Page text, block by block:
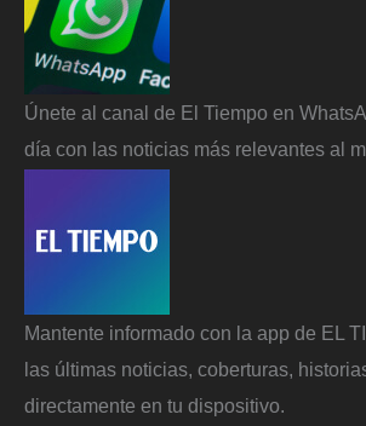
Únete al canal de El Tiempo en
día con las noticias más relevantes al
Mantente informado con la app de EL
las últimas noticias, coberturas,
directamente en tu dispositivo.